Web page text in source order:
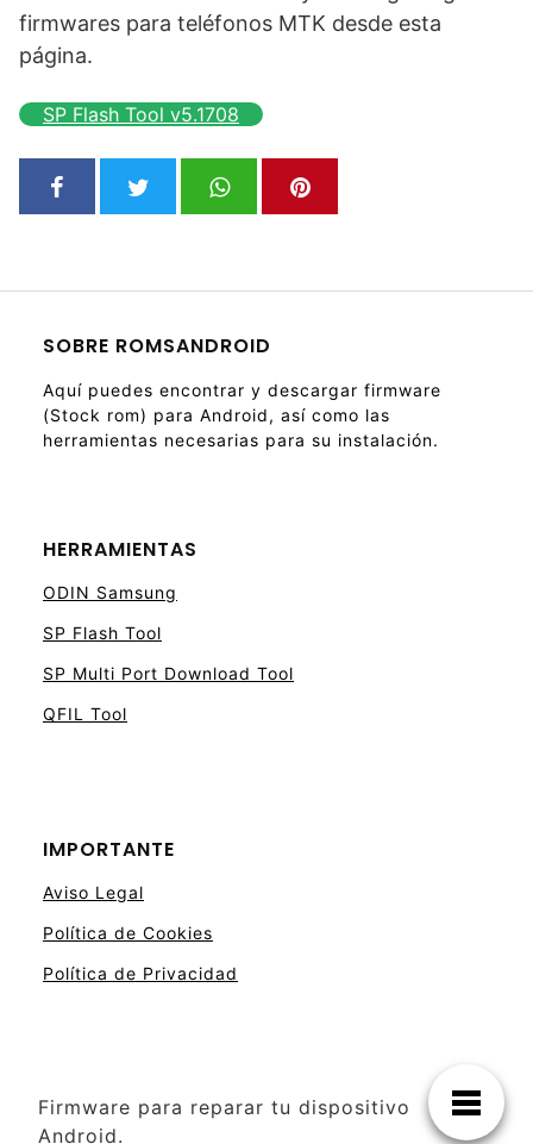
firmwares para teléfonos MTK desde esta
página.
SP Flash Tool v5.1708
SOBRE ROMSANDROID
Aquí puedes encontrar y descargar firmware
(Stock rom) para Android, así como las
herramientas necesarias para su instalación.
HERRAMIENTAS
ODIN Samsung
SP Flash Tool
SP Multi Port Download Tool
QFIL Tool
IMPORTANTE
Aviso Legal
Política de Cookies
Política de Privacidad
Firmware para reparar tu dispositivo
Android.